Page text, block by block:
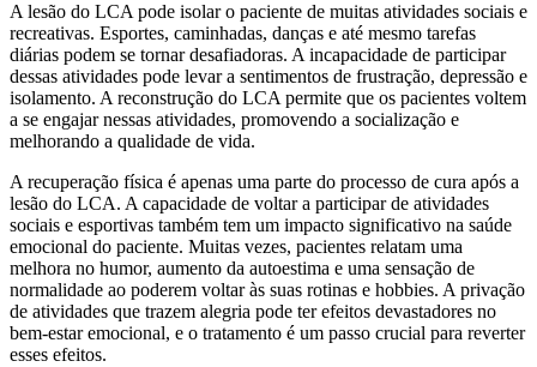
A lesão do LCA pode isolar o paciente de muitas atividades sociais e
recreativas. Esportes, caminhadas, danças e até mesmo tarefas
diárias podem se tornar desafiadoras. A incapacidade de participar
dessas atividades pode levar a sentimentos de frustração, depressão e
isolamento. A reconstrução do LCA permite que os pacientes voltem
a se engajar nessas atividades, promovendo a socialização e
melhorando a qualidade de vida.
A recuperação física é apenas uma parte do processo de cura após a
lesão do LCA. A capacidade de voltar a participar de atividades
sociais e esportivas também tem um impacto significativo na saúde
emocional do paciente. Muitas vezes, pacientes relatam uma
melhora no humor, aumento da autoestima e uma sensação de
normalidade ao poderem voltar às suas rotinas e hobbies. A privação
de atividades que trazem alegria pode ter efeitos devastadores no
bem-estar emocional, e o tratamento é um passo crucial para reverter
esses efeitos.